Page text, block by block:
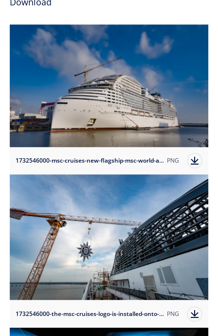
1732546000-msc-cruises-new-flagship-msc-world-america-in-her-final-stages-of-construction?auto=format PNG
1732546000-the-msc-cruises-logo-is-installed-onto-new-flagship-msc-world-america?auto=format PNG